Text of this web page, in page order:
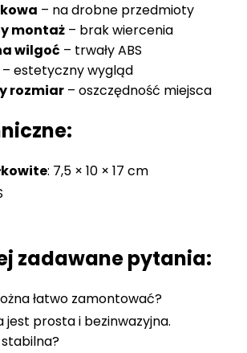
– na drobne przedmioty
montaż – brak wiercenia
wilgoć – trwały ABS
– estetyczny wygląd
rozmiar – oszczędność miejsca
: 7,5 × 10 × 17 cm
zadawane pytania:
łatwo zamontować?
jest prosta i bezinwazyjna.
stabilna?